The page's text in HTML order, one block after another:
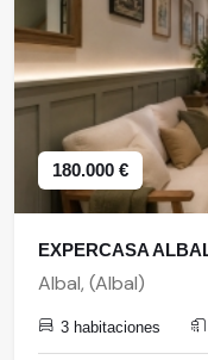
180.000 €
EXPERCASA
Albal, (Albal)
3 habitaciones